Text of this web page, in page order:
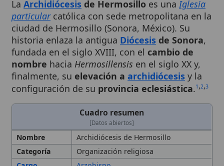
ciudad de Hermosillo (Sonora, México). Su
historia enlaza la antiguaDiócesisde Sonora,
fundada en el siglo XVIII, con elcambio de
nombrehaciaHermosillensisen el siglo XX y,
finalmente, suelevación a archidiócesisy la
configuración de suprovincia eclesiástica. ,
Cuadro resumen
[Datos abiertos]
Nombre
Archidiócesis de Hermosillo
Organización religiosa
Cargo
Eclesiástico
Arzobispo
Fecha de
Fundación
1779-05-07